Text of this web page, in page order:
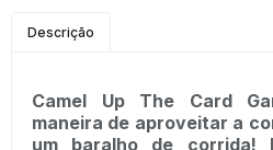
Descrição
Camel Up The Card
maneira de aproveitar a
um baralho de corrida!